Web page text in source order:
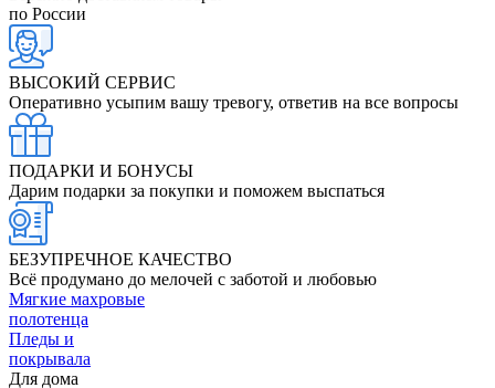
по России
ВЫСОКИЙ СЕРВИС
Оперативно усыпим вашу тревогу, ответив на все вопросы
ПОДАРКИ И БОНУСЫ
Дарим подарки за покупки и поможем выспаться
БЕЗУПРЕЧНОЕ КАЧЕСТВО
Всё продумано до мелочей с заботой и любовью
Мягкие махровые
полотенца
Пледы и
покрывала
Для дома